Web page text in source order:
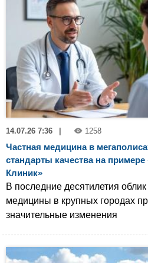
14.07.26 7:36 1258
Частная медицина в
стандарты качества на примере
Клиник»
В последние десятилетия
медицины в крупных городах
значительные изменения